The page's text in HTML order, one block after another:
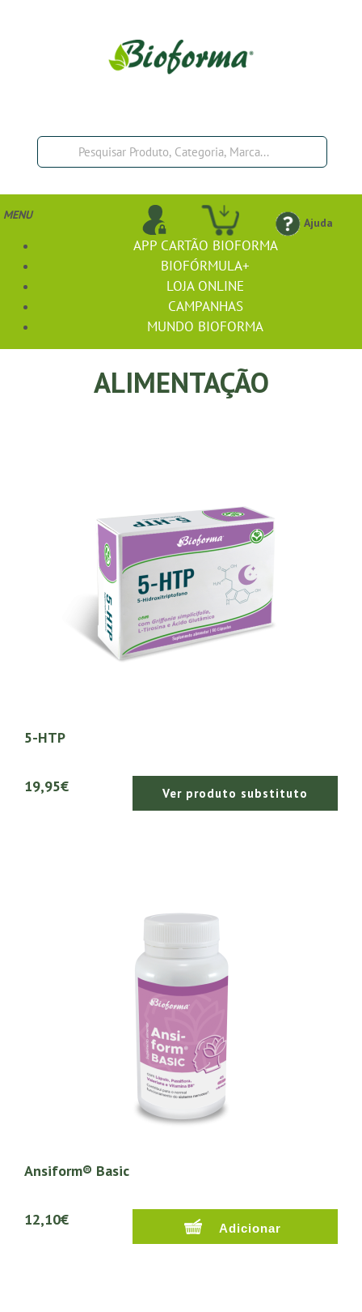
Ajuda
MENU
APP CARTÃO BIOFORMA
BIOFÓRMULA+
LOJA ONLINE
CAMPANHAS
MUNDO BIOFORMA
ALIMENTAÇÃO
5-HTP
19,95€ Ver produto substituto
Ansiform® Basic
12,10€